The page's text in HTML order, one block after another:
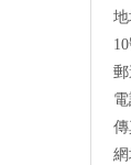
郵
傳
網